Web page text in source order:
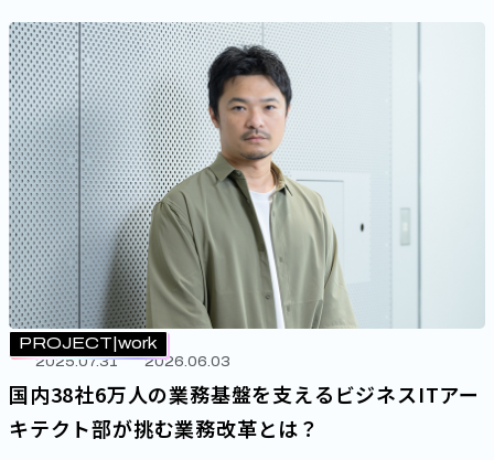
PROJECT work
2025.07.31 2026.06.03
国内38社6万人の業務基盤を支えるビジネスITアー
キテクト部が挑む業務改革とは？